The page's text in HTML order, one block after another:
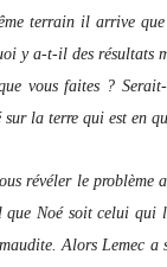
terrain il arrive
y a-t-il des résultats
vous faites ?
la terre qui est en
révéler le problème
Noé soit celui qui
Alors Lemec a